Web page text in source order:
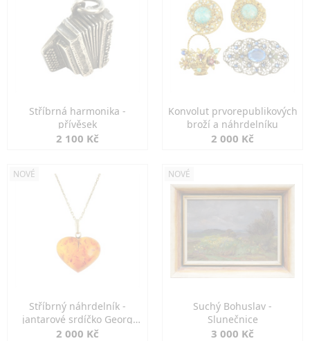
Stříbrná harmonika -
přívěsek
2 100 Kč
Konvolut prvorepublikových
broží a náhrdelníku
2 000 Kč
NOVÉ
Stříbrný náhrdelník -
jantarové srdíčko Georg
Kramer
2 000 Kč
NOVÉ
Suchý Bohuslav -
Slunečnice
3 000 Kč